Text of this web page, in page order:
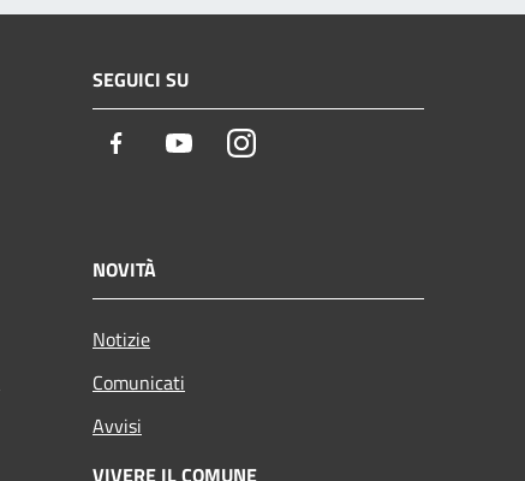
SEGUICI SU
Facebook YoutubeInstagram
NOVITÀ
Notizie
Comunicati
Avvisi
VIVERE IL COMUNE